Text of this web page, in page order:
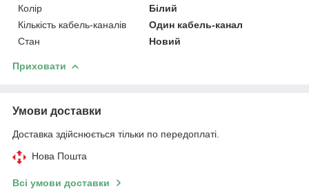
Колір
Білий
Кількість кабель-каналів
Один кабель-канал
Стан
Новий
Приховати
Умови доставки
Доставка здійснюється тільки по передоплаті.
Нова Пошта
Всі умови доставки